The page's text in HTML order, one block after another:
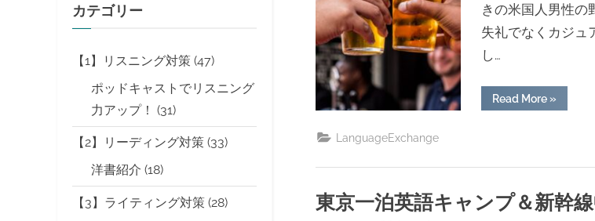
きの米国人男性の
失礼でなくカジュ
し…
Read More“「居
酒
法」
メ
リ
»
LanguageExchange
東京一泊英語キャンプ＆新幹
カテゴリー
【1】リスニング対策 (47)
ポッドキャストでリスニング
力アップ！ (31)
【2】リーディング対策 (33)
洋書紹介 (18)
【3】ライティング対策 (28)